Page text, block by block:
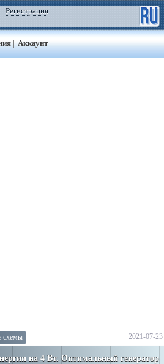
Регистрация
| Аккаунт
2021-07-23
схемы
на 4 Вт. Оптимальный генератор